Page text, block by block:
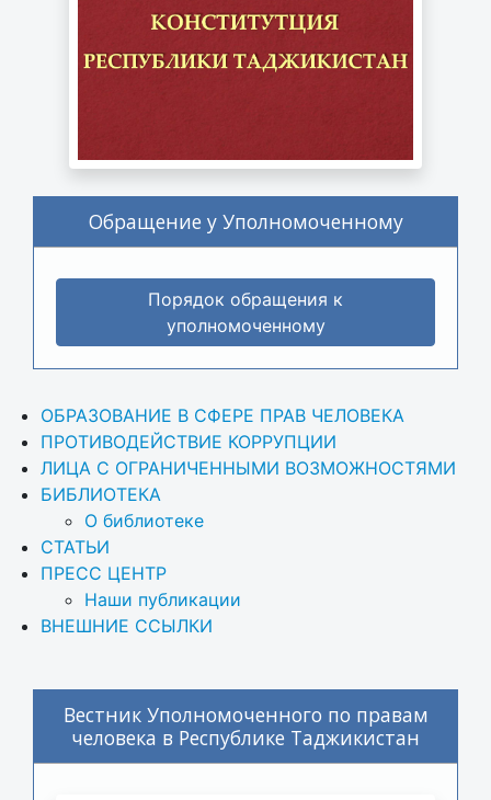
Обращение у Уполномоченному
Порядок обращения к
уполномоченному
ОБРАЗОВАНИЕ В СФЕРЕ ПРАВ ЧЕЛОВЕКА
ПРОТИВОДЕЙСТВИЕ КОРРУПЦИИ
ЛИЦА С ОГРАНИЧЕННЫМИ ВОЗМОЖНОСТЯМИ
БИБЛИОТЕКА
О библиотеке
СТАТЬИ
ПРЕСС ЦЕНТР
Наши публикации
ВНЕШНИЕ ССЫЛКИ
Вестник Уполномоченного по правам
человека в Республике Таджикистан